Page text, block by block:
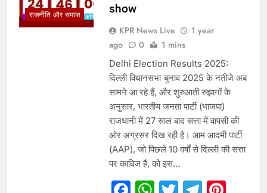
राजनीति और समाज
show
KPR News Live
1 year
ago
0 1 mins
Delhi Election Results 2025:
दिल्ली विधानसभा चुनाव 2025 के नतीजे अब
सामने आ रहे हैं, और शुरुआती रुझानों के
अनुसार, भारतीय जनता पार्टी (भाजपा)
राजधानी में 27 साल बाद सत्ता में वापसी की
ओर अग्रसर दिख रही है। आम आदमी पार्टी
(AAP), जो पिछले 10 वर्षों से दिल्ली की सत्ता
पर काबिज है, को इस…